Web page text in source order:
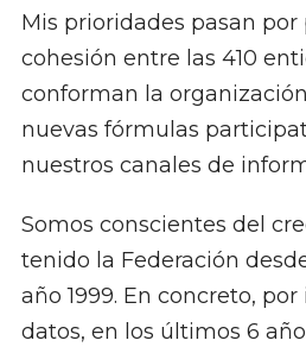
Mis prioridades pasan por
cohesión entre las 410
conforman la
nuevas fórmulas
nuestros canales de
Somos conscientes del
tenido la Federación
año 1999. En concreto,
datos, en los últimos 6